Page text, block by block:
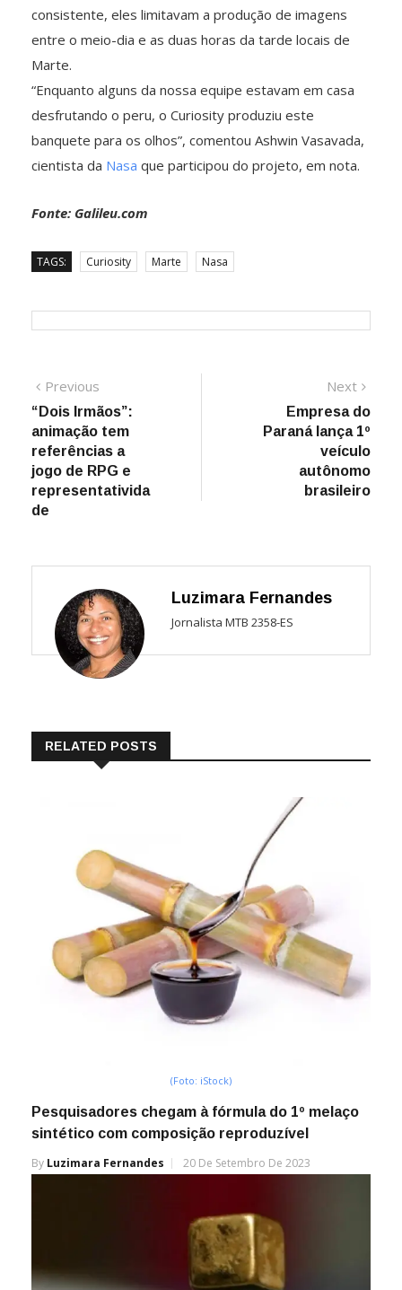
consistente, eles limitavam a produção de imagens
entre o meio-dia e as duas horas da tarde locais de
Marte.
“Enquanto alguns da nossa equipe estavam em casa
desfrutando o peru, o Curiosity produziu este
banquete para os olhos”, comentou Ashwin Vasavada,
cientista da Nasa que participou do projeto, em nota.
Fonte: Galileu.com
TAGS: Curiosity Marte Nasa
Navegação
de
Post
Previous
post:
“Dois Irmãos”:
animação tem
referências a
jogo de RPG e
representativida
de
Next
post:
Empresa do
Paraná lança 1º
veículo
autônomo
brasileiro
Luzimara Fernandes
Jornalista MTB 2358-ES
RELATED POSTS
(Foto: iStock)
Pesquisadores chegam à fórmula do 1º melaço
sintético com composição reproduzível
By Luzimara Fernandes 20 De Setembro De 2023